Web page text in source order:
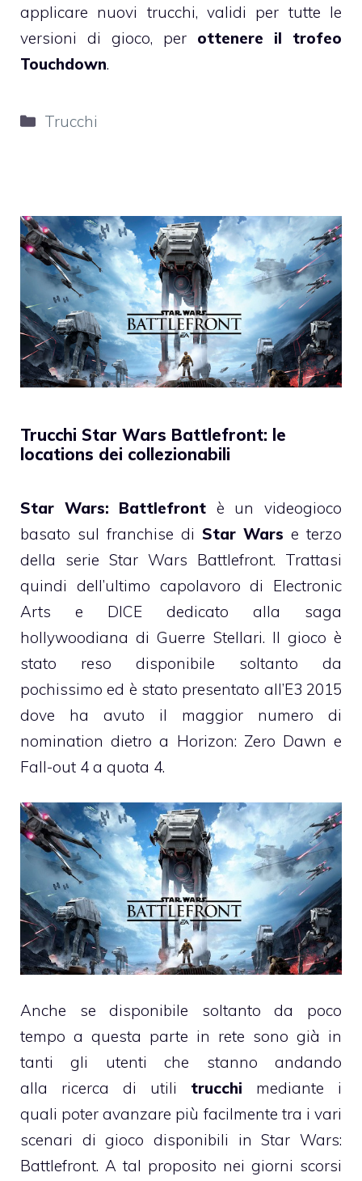
applicare nuovi trucchi, validi per tutte le
versioni di gioco, per ottenere il trofeo
Touchdown.
Categorie
Trucchi
Trucchi Star Wars Battlefront: le
locations dei collezionabili
Star Wars: Battlefront è un videogioco
basato sul franchise di Star Wars e terzo
della serie Star Wars Battlefront. Trattasi
quindi dell’ultimo capolavoro di Electronic
Arts e DICE
dedicato alla saga
hollywoodiana di Guerre Stellari. Il gioco è
stato reso disponibile soltanto da
pochissimo ed è stato presentato all’E3 2015
dove ha avuto il maggior numero di
nomination dietro a Horizon: Zero Dawn e
Fall-out 4 a quota 4.
Anche se disponibile soltanto da poco
tempo a questa parte in rete sono già in
tanti gli utenti che stanno andando
alla ricerca di utili trucchi mediante i
quali poter avanzare più facilmente tra i vari
scenari di gioco disponibili in Star Wars:
Battlefront. A tal proposito nei giorni scorsi